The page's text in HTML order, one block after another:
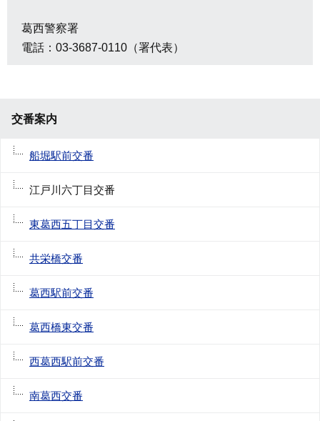
葛西警察署
電話：03-3687-0110（署代表）
交番案内
船堀駅前交番
江戸川六丁目交番
東葛西五丁目交番
共栄橋交番
葛西駅前交番
葛西橋東交番
西葛西駅前交番
南葛西交番